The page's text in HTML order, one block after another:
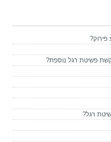
פירוק?
פשיטת רגל נוספת?
רגל?